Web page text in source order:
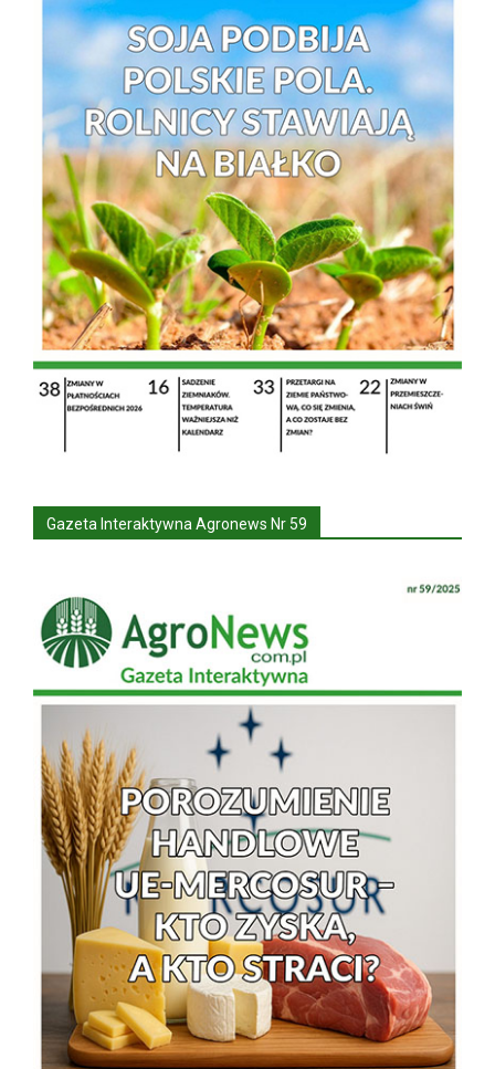
Gazeta Interaktywna Agronews Nr 59